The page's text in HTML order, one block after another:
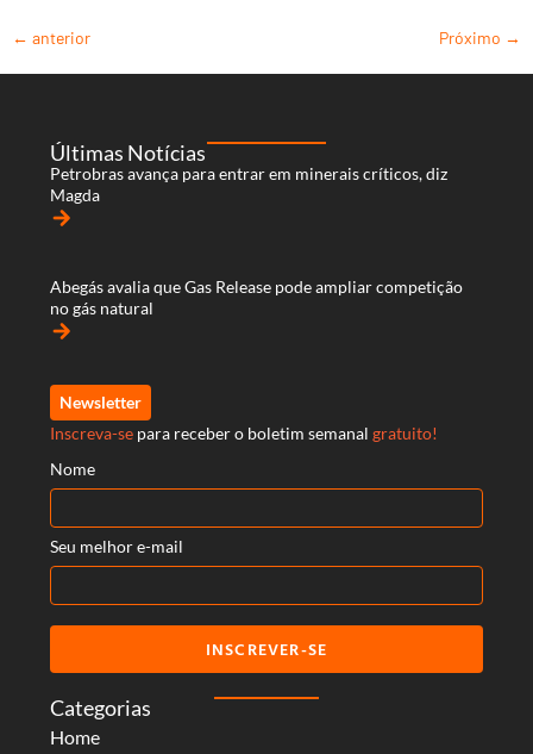
← anterior Próximo →
Categorias
Home
Últimas Notícias
Petrobras avança para entrar em minerais críticos, diz
Magda
arrow_forward
Abegás avalia que Gas Release pode ampliar competição
no gás natural
arrow_forward
Newsletter
Inscreva-se para receber o boletim semanal gratuito!
Nome
Seu melhor e-mail
INSCREVER-SE